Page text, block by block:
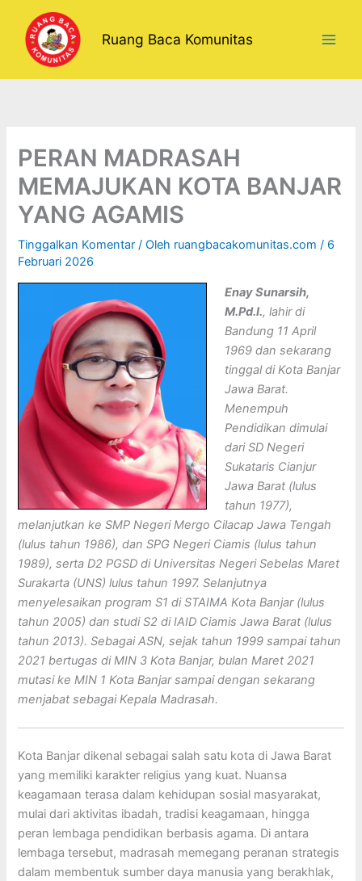
konten
Ruang Baca Komunitas
PERAN MADRASAH
MEMAJUKAN KOTA BANJAR
YANG AGAMIS
Tinggalkan Komentar / Oleh ruangbacakomunitas.com/ 6
Februari 2026
Enay Sunarsih,
M.Pd.I., lahir di
Bandung 11 April
1969 dan sekarang
tinggal di Kota Banjar
Jawa Barat.
Menempuh
Pendidikan dimulai
dari SD Negeri
Sukataris Cianjur
Jawa Barat (lulus
tahun 1977),
melanjutkan ke SMP Negeri Mergo Cilacap Jawa Tengah
(lulus tahun 1986), dan SPG Negeri Ciamis (lulus tahun
1989), serta D2 PGSD di Universitas Negeri Sebelas Maret
Surakarta (UNS) lulus tahun 1997. Selanjutnya
menyelesaikan program S1 di STAIMA Kota Banjar (lulus
tahun 2005) dan studi S2 di IAID Ciamis Jawa Barat (lulus
tahun 2013). Sebagai ASN, sejak tahun 1999 sampai tahun
2021 bertugas di MIN 3 Kota Banjar, bulan Maret 2021
mutasi ke MIN 1 Kota Banjar sampai dengan sekarang
menjabat sebagai Kepala Madrasah.
Kota Banjar dikenal sebagai salah satu kota di Jawa Barat
yang memiliki karakter religius yang kuat. Nuansa
keagamaan terasa dalam kehidupan sosial masyarakat,
mulai dari aktivitas ibadah, tradisi keagamaan, hingga
peran lembaga pendidikan berbasis agama. Di antara
lembaga tersebut, madrasah memegang peranan strategis
dalam membentuk sumber daya manusia yang berakhlak,